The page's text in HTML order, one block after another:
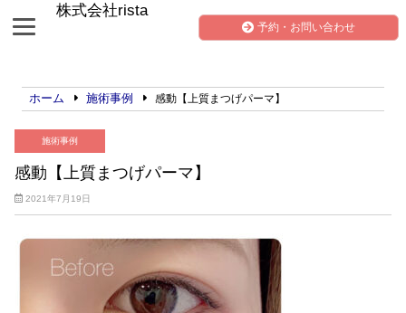
株式会社rista
予約・お問い合わせ
ホーム 施術事例 感動【上質まつげパーマ】
施術事例
感動【上質まつげパーマ】
2021年7月19日